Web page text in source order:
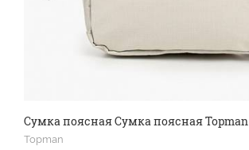
Сумка поясная Сумка поясная Topman
Topman